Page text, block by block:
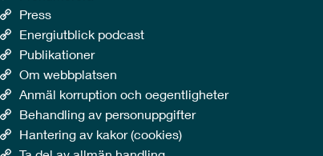
Press
Energiutblick podcast
Publikationer
Om webbplatsen
Anmäl korruption och oegentligheter
Behandling av personuppgifter
Hantering av kakor (cookies)